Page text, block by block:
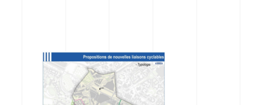
Nos références